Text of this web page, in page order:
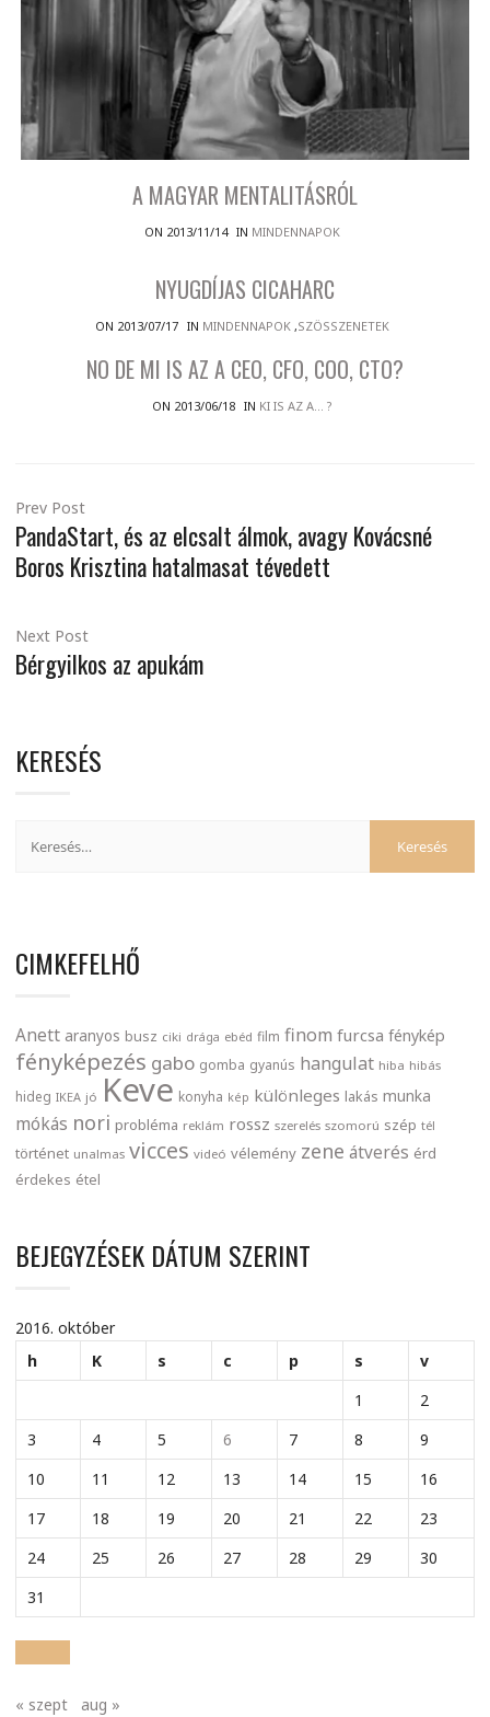
A MAGYAR MENTALITÁSRÓL
ON 2013/11/14 IN MINDENNAPOK
NYUGDÍJAS CICAHARC
ON 2013/07/17 IN MINDENNAPOK ,SZÖSSZENETEK
NO DE MI IS AZ A CEO, CFO, COO, CTO?
ON 2013/06/18 IN KI IS AZ A... ?
Prev Post
PandaStart, és az elcsalt álmok, avagy Kovácsné
Boros Krisztina hatalmasat tévedett
Next Post
Bérgyilkos az apukám
KERESÉS
CIMKEFELHŐ
Anett aranyos busz ciki drága ebéd film finom furcsa fénykép
fényképezés gabo gomba gyanús hangulat hiba hibás
hideg IKEA jó Keve konyha kép különleges lakás munka
mókás nori probléma reklám rossz szerelés szomorú szép tél
történet unalmas vicces videó vélemény zene átverés érd
érdekes étel
BEJEGYZÉSEK DÁTUM SZERINT
2016. október
h
K s c p s
v
1
2
3
4 5 6 7 8
9
10
11 12 13 14 15
16
17
18 19 20 21 22
23
24
25 26 27 28 29
30
31
« szept aug »